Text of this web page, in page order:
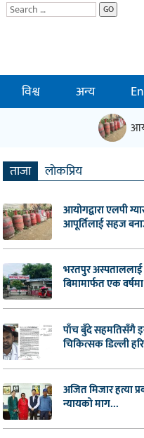
GO
विश्व अन्य
ताजा लाेकप्रिय
आयोगद्वारा एलपी
आपूर्तिलाई सहज
भरतपुर अस्पताललाई
बिमामार्फत एक
पाँच बुँदे सहमतिसँगै
चिकित्सक डिल्ली
अजित मिजार हत्या
न्यायको माग...